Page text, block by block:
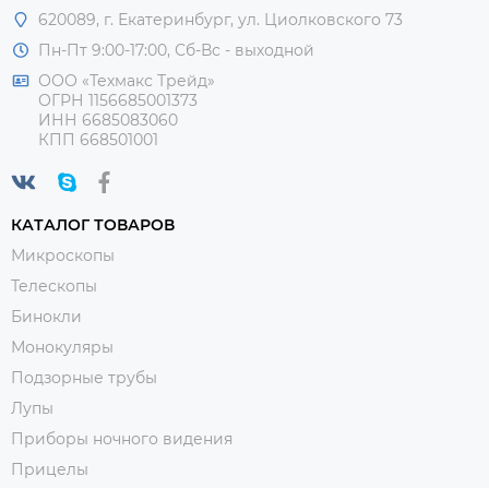
620089, г. Екатеринбург, ул. Циолковского 73
Пн-Пт 9:00-17:00, Сб-Вс - выходной
ООО «Техмакс Трейд»
ОГРН 1156685001373
ИНН 6685083060
КПП 668501001
КАТАЛОГ ТОВАРОВ
Микроскопы
Телескопы
Бинокли
Монокуляры
Подзорные трубы
Лупы
Приборы ночного видения
Прицелы